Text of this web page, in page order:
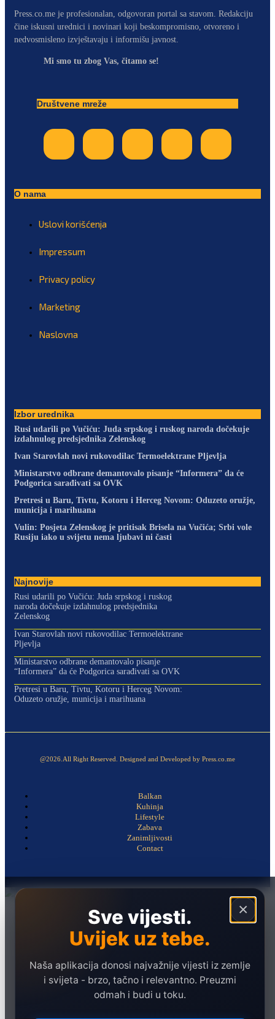
Press.co.me je profesionalan, odgovoran portal sa stavom. Redakciju
čine iskusni urednici i novinari koji beskompromisno, otvoreno i
nedvosmisleno izvještavaju i informišu javnost.
Mi smo tu zbog Vas, čitamo se!
Društvene mreže
O nama
Uslovi korišćenja
Impressum
Privacy policy
Marketing
Naslovna
Izbor urednika
Rusi udarili po Vučiću: Juda srpskog i ruskog naroda dočekuje
izdahnulog predsjednika Zelenskog
Ivan Starovlah novi rukovodilac Termoelektrane Pljevlja
Ministarstvo odbrane demantovalo pisanje “Informera” da će
Podgorica sarađivati sa OVK
Pretresi u Baru, Tivtu, Kotoru i Herceg Novom: Oduzeto oružje,
municija i marihuana
Vulin: Posjeta Zelenskog je pritisak Brisela na Vučića; Srbi vole
Rusiju iako u svijetu nema ljubavi ni časti
Najnovije
Rusi udarili po Vučiću: Juda srpskog i ruskog
naroda dočekuje izdahnulog predsjednika
Zelenskog
Ivan Starovlah novi rukovodilac Termoelektrane
Pljevlja
Ministarstvo odbrane demantovalo pisanje
“Informera” da će Podgorica sarađivati sa OVK
Pretresi u Baru, Tivtu, Kotoru i Herceg Novom:
Oduzeto oružje, municija i marihuana
@2026.All Right Reserved. Designed and Developed by Press.co.me
Balkan
Kuhinja
Lifestyle
Zabava
Zanimljivosti
Contact
×
Sve vijesti.
Uvijek uz tebe.
Naša aplikacija donosi najvažnije vijesti iz zemlje
i svijeta - brzo, tačno i relevantno. Preuzmi
odmah i budi u toku.
Hronika
Ekonomija